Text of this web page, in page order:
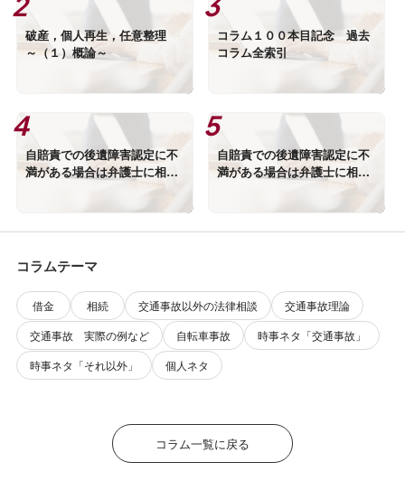
破産，個人再生，任意整理
～（１）概論～
コラム１００本目記念 過去
コラム全索引
自賠責での後遺障害認定に不
満がある場合は弁護士に相談
自賠責での後遺障害認定に不
満がある場合は弁護士に相談
コラムテーマ
借金 相続 交通事故以外の法律相談
交通事故理論
交通事故 実際の例など
自転車事故
時事ネタ「交通事故」
時事ネタ「それ以外」
個人ネタ
コラム一覧に戻る